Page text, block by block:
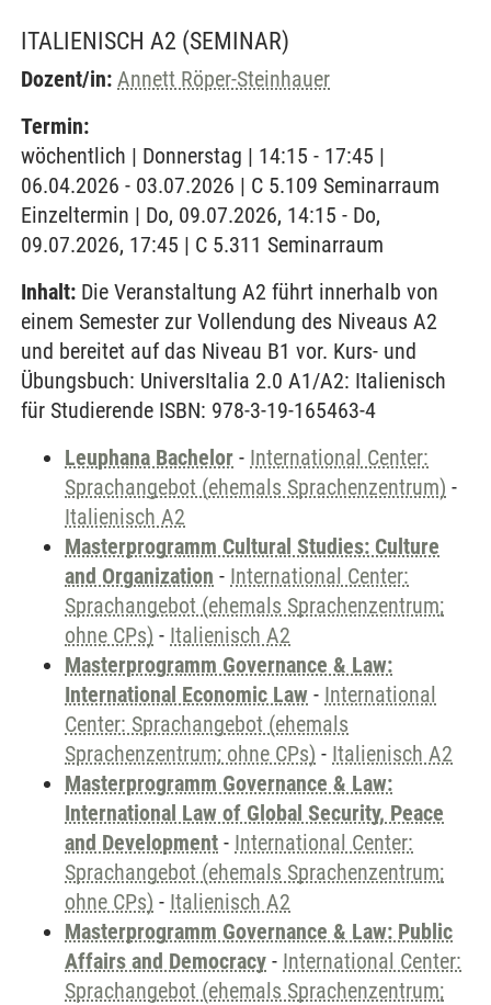
ITALIENISCH A2 (SEMINAR)
Dozent/in: Annett Röper-Steinhauer
Termin:
wöchentlich | Donnerstag | 14:15 - 17:45 |
06.04.2026 - 03.07.2026 | C 5.109 Seminarraum
Einzeltermin | Do, 09.07.2026, 14:15 - Do,
09.07.2026, 17:45 | C 5.311 Seminarraum
Inhalt: Die Veranstaltung A2 führt innerhalb von
einem Semester zur Vollendung des Niveaus A2
und bereitet auf das Niveau B1 vor. Kurs- und
Übungsbuch: UniversItalia 2.0 A1/A2: Italienisch
für Studierende ISBN: 978-3-19-165463-4
Leuphana Bachelor - International Center:
Sprachangebot (ehemals Sprachenzentrum) -
Italienisch A2
Masterprogramm Cultural Studies: Culture
and Organization - International Center:
Sprachangebot (ehemals Sprachenzentrum;
ohne CPs) - Italienisch A2
Masterprogramm Governance & Law:
International Economic Law - International
Center: Sprachangebot (ehemals
Sprachenzentrum; ohne CPs) - Italienisch A2
Masterprogramm Governance & Law:
International Law of Global Security, Peace
and Development - International Center:
Sprachangebot (ehemals Sprachenzentrum;
ohne CPs) - Italienisch A2
Masterprogramm Governance & Law: Public
Affairs and Democracy - International Center:
Sprachangebot (ehemals Sprachenzentrum;